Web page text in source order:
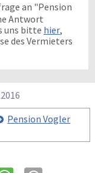
an "Pension
Antwort
uns bitte hier,
des Vermieters
016
Pension Vogler